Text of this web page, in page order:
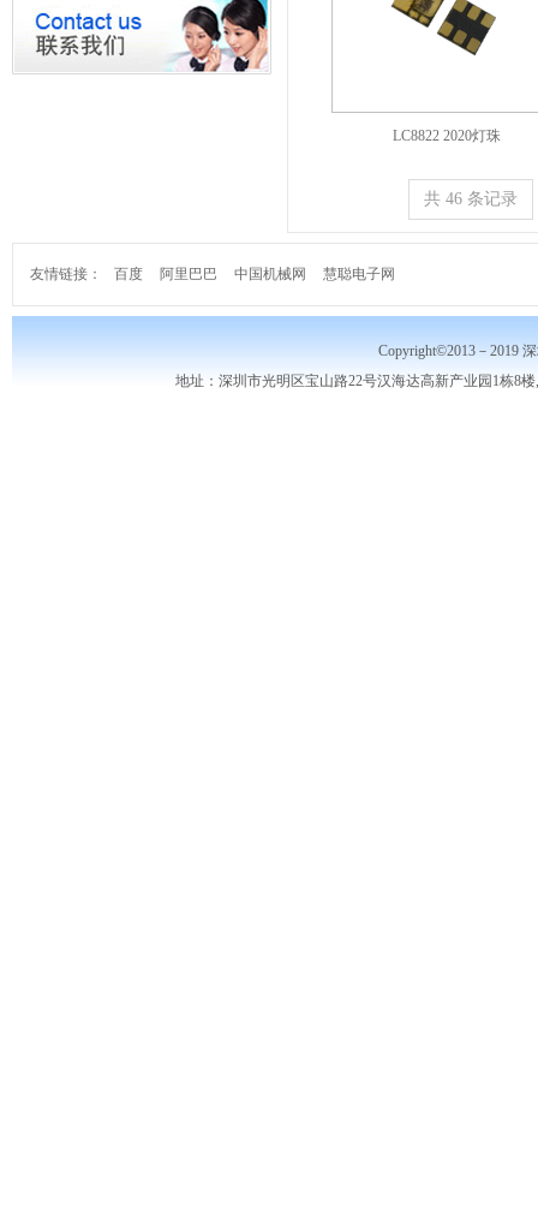
LC8822 2020灯珠
共 46 条记录
友情链接： 百度 阿里巴巴 中国机械网 慧聪电子网
Copyright©2013－2019
地址：深圳市光明区宝山路22号汉海达高新产业园1栋8楼